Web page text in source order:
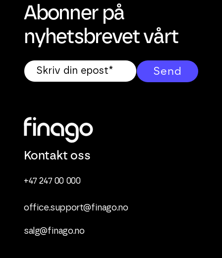
Abonner på
nyhetsbrevet vårt
Kontakt oss
+47 247 00 000
office.support@finago.no
salg@finago.no